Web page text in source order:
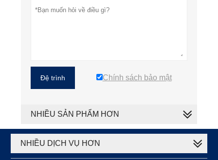
Đệ trình Chính sách bảo mật
NHIỀU SẢN PHẨM HƠN
NHIỀU DỊCH VỤ HƠN